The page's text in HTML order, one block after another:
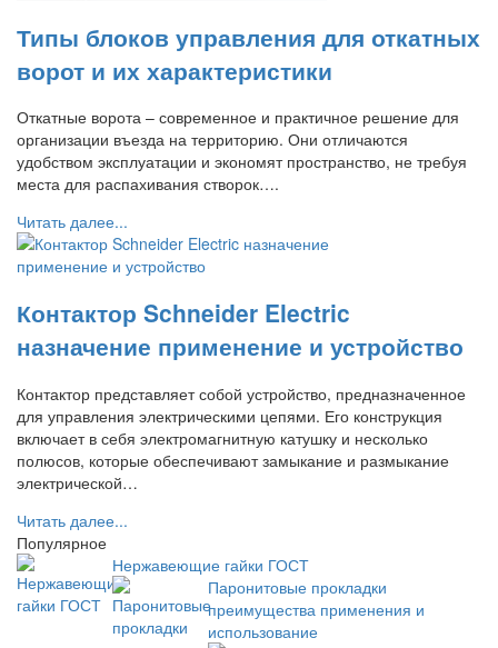
Типы блоков управления для откатных
ворот и их характеристики
Откатные ворота – современное и практичное решение для
организации въезда на территорию. Они отличаются
удобством эксплуатации и экономят пространство, не требуя
места для распахивания створок….
Читать далее...
Контактор Schneider Electric
назначение применение и устройство
Контактор представляет собой устройство, предназначенное
для управления электрическими цепями. Его конструкция
включает в себя электромагнитную катушку и несколько
полюсов, которые обеспечивают замыкание и размыкание
электрической…
Читать далее...
Популярное
Нержавеющие гайки ГОСТ
Паронитовые прокладки
преимущества применения и
использование